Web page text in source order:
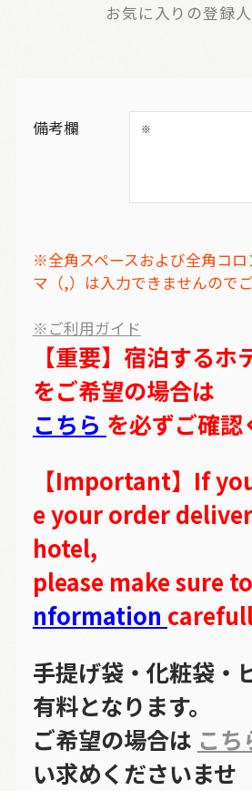
お気に入りの登録人
備考欄
※全角スペースおよび全角コ
マ（,）は入力できませんので
※ご利用ガイド
【重要】宿泊する
をご希望の場合は
こちら を必ずご確認
【Important】If
e your order
hotel,
please make sure
nformation
手提げ袋・化粧袋・
有料となります。
ご希望の場合は こち
い求めくださいませ